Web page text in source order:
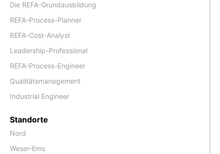
Die REFA-Grundausbildung
REFA-Process-Planner
REFA-Cost-Analyst
Leadership-Professional
REFA-Process-Engineer
Qualitätsmanagement
Industrial Engineer
Standorte
Nord
Weser-Ems